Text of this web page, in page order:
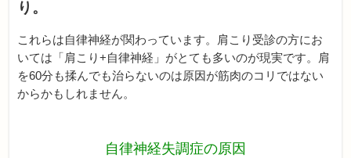
り。
これらは自律神経が関わっています。肩こり受診の方にお
いては「肩こり+自律神経」がとても多いのが現実です。肩
を60分も揉んでも治らないのは原因が筋肉のコリではない
からかもしれません。
自律神経失調症の原因